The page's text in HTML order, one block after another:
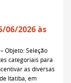
06/2026 às
Objeto: Seleção
categoriais para
as diversas
Itatiba, em